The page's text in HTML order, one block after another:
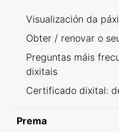
Visualización da
Obter / renovar o
Preguntas máis
dixitais
Certificado dixital:
Prema